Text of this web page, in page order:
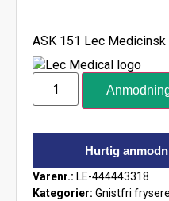
ASK 151 Lec
Hurtig
Varenr.: LE-444443318
Kategorier: Gnistfri